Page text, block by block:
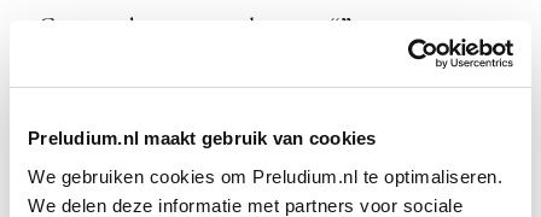
Preludium.nl maakt gebruik van cookies
We gebruiken cookies om Preludium.nl te optimaliseren.
We delen deze informatie met partners voor sociale
Geen resultaten gevonden voor “”.